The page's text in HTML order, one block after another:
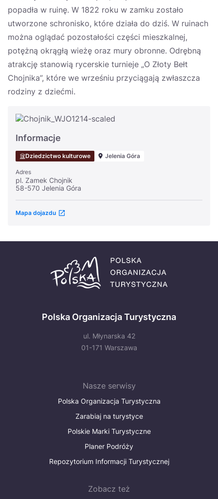
popadła w ruinę. W 1822 roku w zamku zostało
utworzone schronisko, które działa do dziś. W ruinach
można oglądać pozostałości części mieszkalnej,
potężną okrągłą wieżę oraz mury obronne. Odrębną
atrakcję stanowią rycerskie turnieje „O Złoty Bełt
Chojnika”, które we wrześniu przyciągają zwłaszcza
rodziny z dziećmi.
Informacje
Dziedzictwo kulturowe Jelenia Góra
Adres
pl. Zamek Chojnik
58-570 Jelenia Góra
Mapa dojazdu
Polska Organizacja Turystyczna
ul. Młynarska 42
01-171 Warszawa
Nasze serwisy
Polska Organizacja Turystyczna
Zarabiaj na turystyce
Polskie Marki Turystyczne
Planer Podróży
Repozytorium Informacji Turystycznej
Zobacz też